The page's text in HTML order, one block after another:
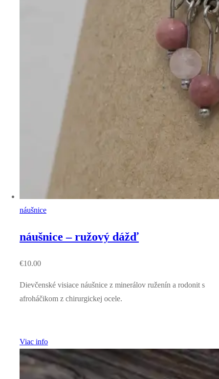
náušnice
náušnice – ružový dážď
€10.00
Dievčenské visiace náušnice z minerálov ruženín a rodonit s
afroháčikom z chirurgickej ocele.
Viac info